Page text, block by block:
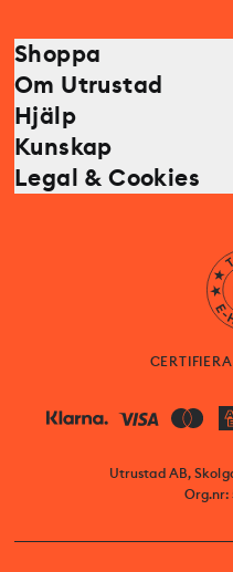
Shoppa
Om Utrustad
Hjälp
Kunskap
Legal & Cookies
Utrustad AB,
Org.nr: